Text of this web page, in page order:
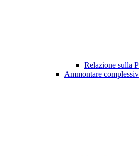
Relazione sulla
Ammontare